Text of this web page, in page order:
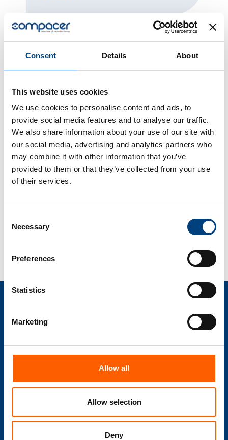
Consent Details About
This website uses cookies
We use cookies to personalise content and ads, to
provide social media features and to analyse our traffic.
We also share information about your use of our site with
our social media, advertising and analytics partners who
may combine it with other information that you’ve
provided to them or that they’ve collected from your use
of their services.
Selection
Necessary
Preferences
Statistics
Marketing
Allow all
Allow selection
Deny
6
24-uurs klantondersteuning:
Op verzoek staan onze IT-technici 24 uur
softwareproduct.
7
IoT-ecosysteem:
U kunt profiteren van onze langdurige
samenwerking op het gebied van
compacer beschikt over de nodige expertise en alle
belangrijke certificeringen voor een succesvolle digitale